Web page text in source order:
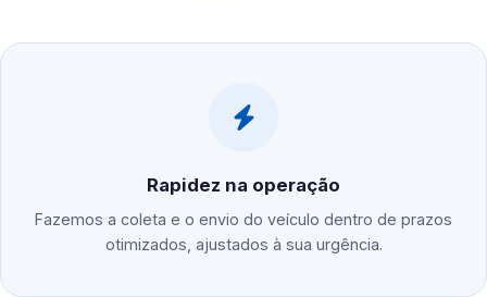
Rapidez na operação
Fazemos a coleta e o envio do veículo dentro de prazos
otimizados, ajustados à sua urgência.